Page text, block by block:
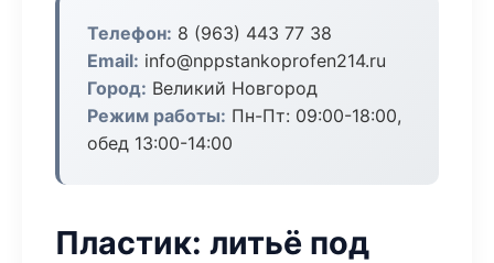
Телефон: 8 (963) 443 77 38
Email: info@nppstankoprofen214.ru
Город: Великий Новгород
Режим работы: Пн-Пт: 09:00-18:00,
обед 13:00-14:00
Пластик: литьё под